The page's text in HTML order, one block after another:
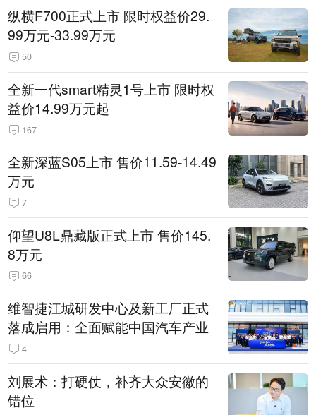
纵横F700正式上市 限时权益价29.
99万元-33.99万元
50
全新一代smart精灵1号上市 限时权
益价14.99万元起
167
全新深蓝S05上市 售价11.59-14.49
万元
7
仰望U8L鼎藏版正式上市 售价145.
8万元
66
维智捷江城研发中心及新工厂正式
落成启用：全面赋能中国汽车产业
4
刘展术：打硬仗，补齐大众安徽的
错位